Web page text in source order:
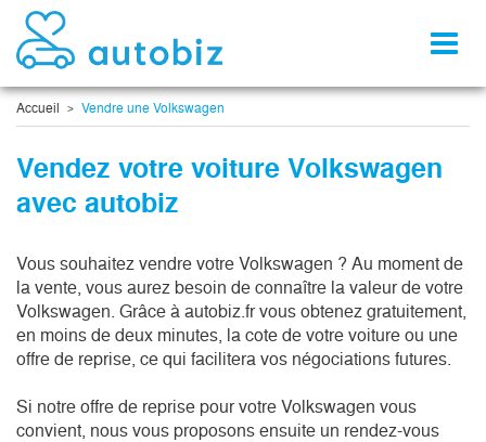
Accueil Vendre une Volkswagen
Vendez votre voiture Volkswagen
avec autobiz
Vous souhaitez vendre votre Volkswagen ? Au moment de
la vente, vous aurez besoin de connaître la valeur de votre
Volkswagen. Grâce à autobiz.fr vous obtenez gratuitement,
en moins de deux minutes, la cote de votre voiture ou une
offre de reprise, ce qui facilitera vos négociations futures.
Si notre offre de reprise pour votre Volkswagen vous
convient, nous vous proposons ensuite un rendez-vous